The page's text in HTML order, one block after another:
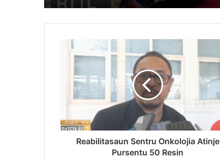
Reabilitasaun Sentru Onkolojia Atinje
Pursentu 50 Resin